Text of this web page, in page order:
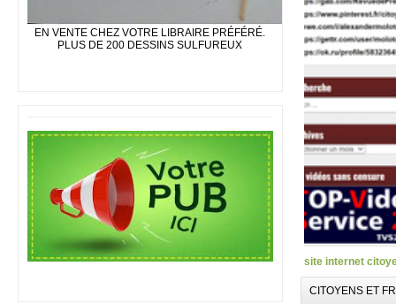
EN VENTE CHEZ VOTRE LIBRAIRE PRÉFÉRÉ.
PLUS DE 200 DESSINS SULFUREUX
site internet
CITOYENS ET